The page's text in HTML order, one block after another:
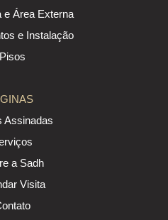
e Área Externa
e Instalação
Assinadas
a Sadh
Visita